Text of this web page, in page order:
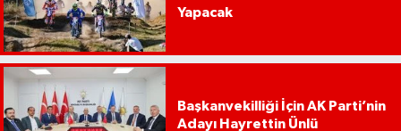
Yapacak
Başkanvekilliği İçin AK Parti’nin
Adayı Hayrettin Ünlü